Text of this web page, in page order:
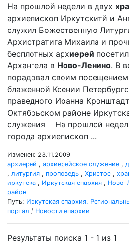
На прошлой недели в двух
архиепископ Иркутскитй и
служил Божественную
Архистратига Михаила и
бесплотных архиерей посетил
Архангела в Ново-Ленино. В
порадовал своим посещением
блаженной Ксении
праведного Иоанна
Октябрьском районе
служения На прошлой
города архиепископ ...
Изменен: 23.11.2009
архиерей , архиерейское служение ,
, литургия , проповедь , Христос ,
иркутска , Иркутская епархия , Ново-
район
Путь: Иркутская епархия.
портал / Новости епархии
Результаты поиска 1 - 1 из 1